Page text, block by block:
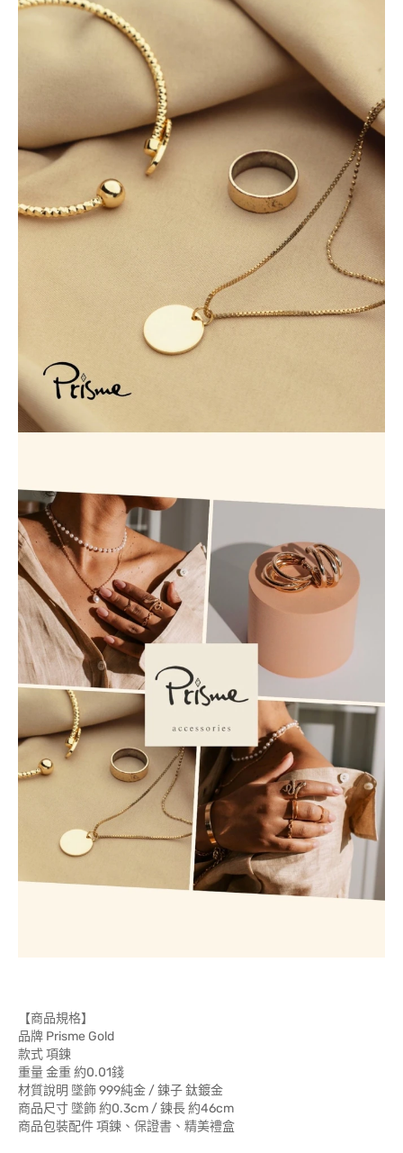
【商品規格】
品牌 Prisme Gold
款式 項鍊
重量 金重 約0.01錢
材質說明 墜飾 999純金 / 鍊子 鈦鍍金
商品尺寸 墜飾 約0.3cm / 鍊長 約46cm
商品包裝配件 項鍊、保證書、精美禮盒